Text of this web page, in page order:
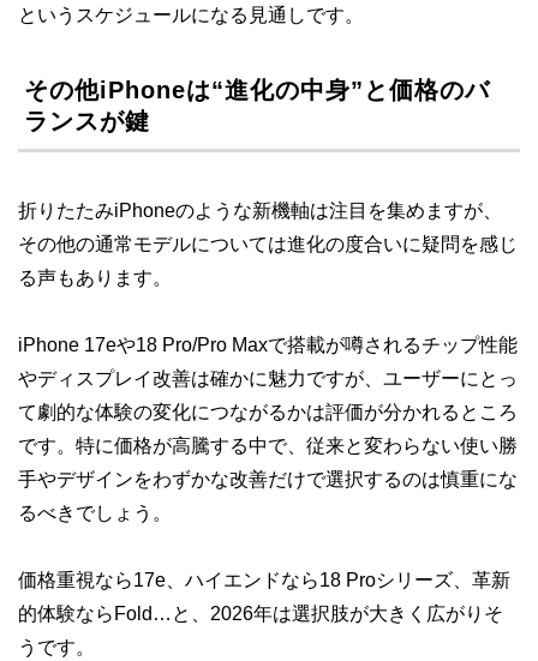
というスケジュールになる見通しです。
その他iPhoneは“進化の中身”と価格のバ
ランスが鍵
折りたたみiPhoneのような新機軸は注目を集めますが、
その他の通常モデルについては進化の度合いに疑問を感じ
る声もあります。
iPhone 17eや18 Pro/Pro Maxで搭載が噂されるチップ性能
やディスプレイ改善は確かに魅力ですが、ユーザーにとっ
て劇的な体験の変化につながるかは評価が分かれるところ
です。特に価格が高騰する中で、従来と変わらない使い勝
手やデザインをわずかな改善だけで選択するのは慎重にな
るべきでしょう。
価格重視なら17e、ハイエンドなら18 Proシリーズ、革新
的体験ならFold…と、2026年は選択肢が大きく広がりそ
うです。